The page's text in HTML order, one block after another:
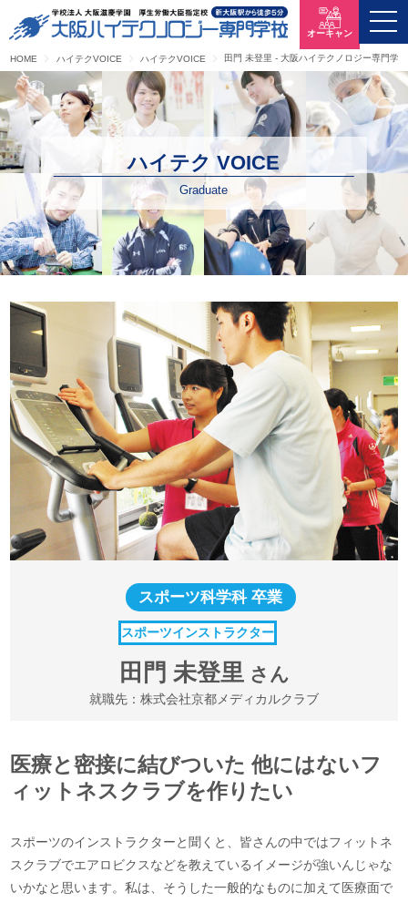
HOME ハイテクVOICE ハイテクVOICE 田門 未登里 - 大阪ハイテクノロジー専門学校
オーキャン
ハイテク VOICE
Graduate
スポーツ科学科 卒業
スポーツインストラクター
田門 未登里 さん
就職先：株式会社京都メディカルクラブ
医療と密接に結びついた 他にはないフ
ィットネスクラブを作りたい
スポーツのインストラクターと聞くと、皆さんの中ではフィットネ
スクラブでエアロビクスなどを教えているイメージが強いんじゃな
いかなと思います。私は、そうした一般的なものに加えて医療面で